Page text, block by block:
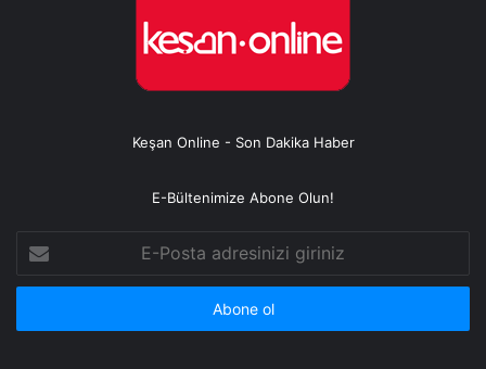
Keşan Online - Son Dakika Haber
E-Bültenimize Abone Olun!
Posta
adresinizi